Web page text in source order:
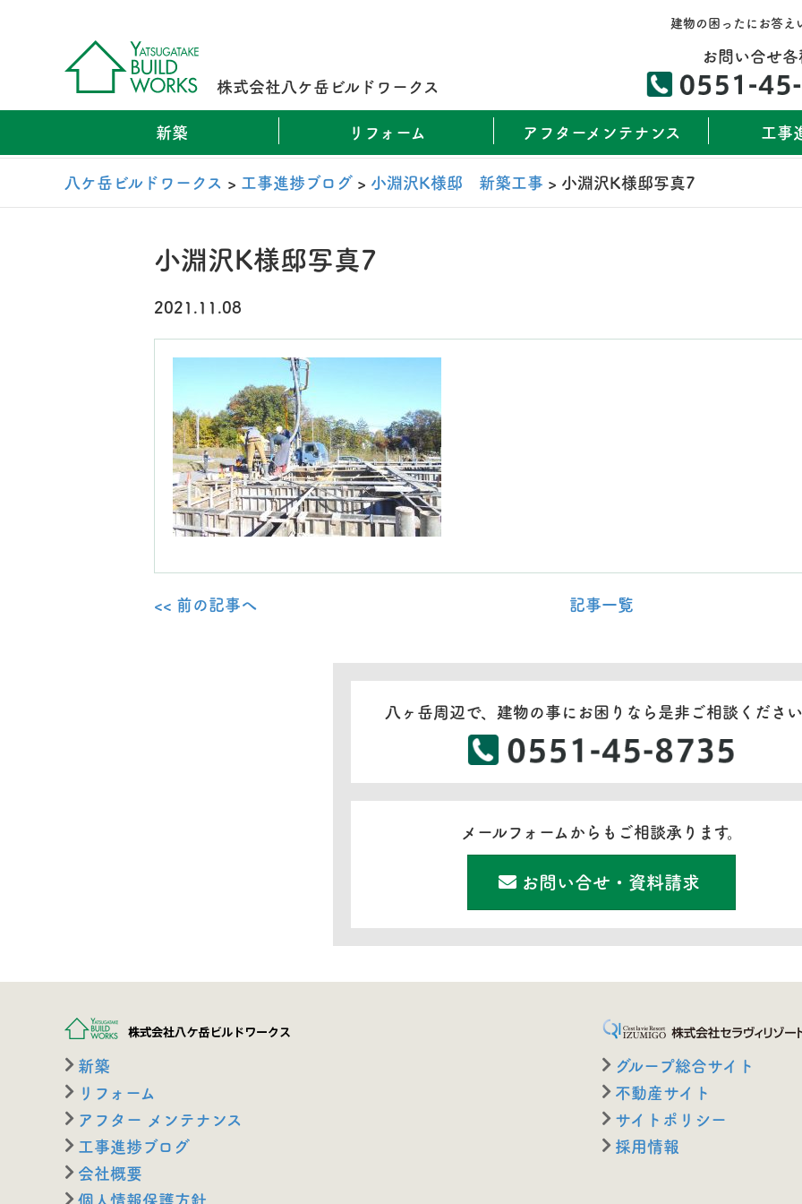
株式会社八ケ岳ビルドワークス
建物の困ったにお答え
お問い合せ各
新築 リフォーム アフターメンテナンス 工事
八ケ岳ビルドワークス > 工事進捗ブログ > 小淵沢K様邸 新築工事 > 小淵沢K様邸写真7
小淵沢K様邸写真7
2021.11.08
<< 前の記事へ 記事一覧
八ヶ岳周辺で、建物の事にお困りなら是非ご相談くださ
メールフォームからもご相談承ります。
お問い合せ・資料請求
新築
リフォーム
アフター メンテナンス
工事進捗ブログ
会社概要
個人情報保護方針
グループ総合サイト
不動産サイト
サイトポリシー
採用情報